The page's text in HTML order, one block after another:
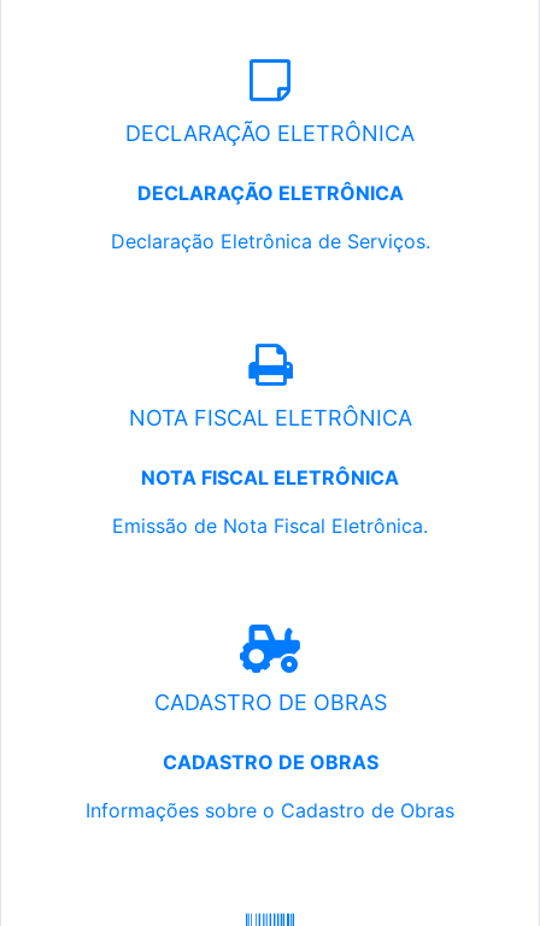
DECLARAÇÃO ELETRÔNICA
DECLARAÇÃO ELETRÔNICA
Declaração Eletrônica de Serviços.
NOTA FISCAL ELETRÔNICA
NOTA FISCAL ELETRÔNICA
Emissão de Nota Fiscal Eletrônica.
CADASTRO DE OBRAS
CADASTRO DE OBRAS
Informações sobre o Cadastro de Obras